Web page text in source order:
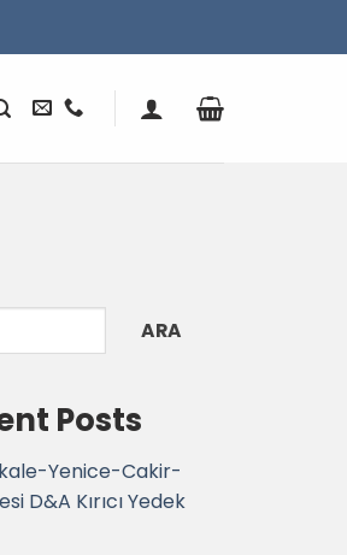
ARA
Posts
Yenice-Cakir-
D&A Kırıcı Yedek